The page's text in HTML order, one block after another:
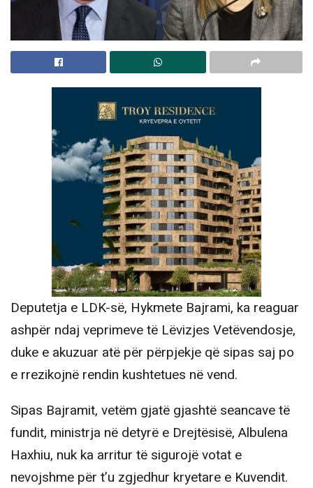
Deputetja e LDK-së, Hykmete Bajrami, ka reaguar
ashpër ndaj veprimeve të Lëvizjes Vetëvendosje,
duke e akuzuar atë për përpjekje që sipas saj po
e rrezikojnë rendin kushtetues në vend.
Sipas Bajramit, vetëm gjatë gjashtë seancave të
fundit, ministrja në detyrë e Drejtësisë, Albulena
Haxhiu, nuk ka arritur të sigurojë votat e
nevojshme për t’u zgjedhur kryetare e Kuvendit.